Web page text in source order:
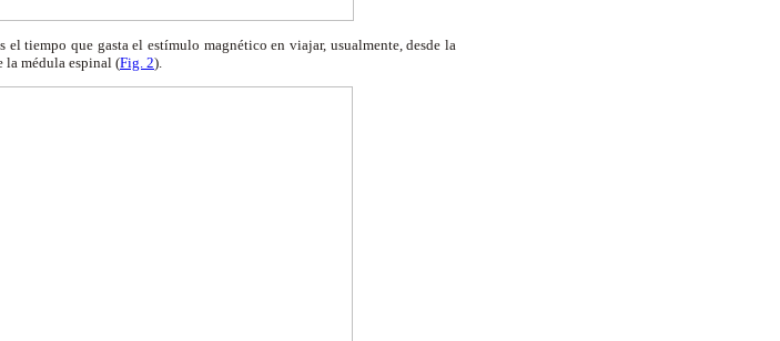
tiempo que gasta el estímulo magnético en viajar, usualmente, desde la
la médula espinal (Fig. 2).